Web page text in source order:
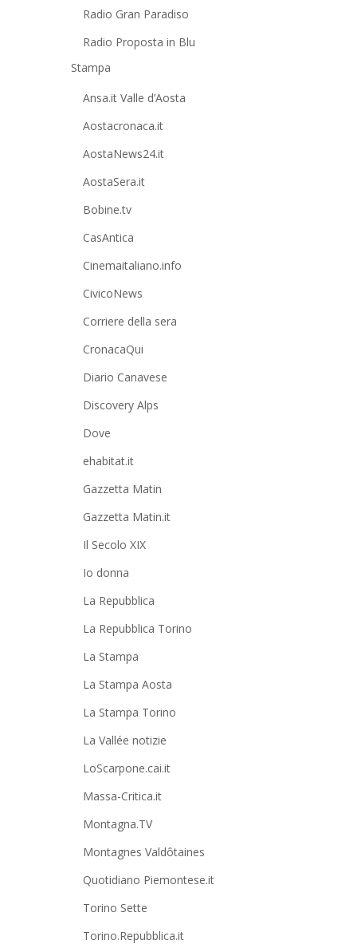
Radio Gran Paradiso
Radio Proposta in Blu
Stampa
Ansa.it Valle d’Aosta
Aostacronaca.it
AostaNews24.it
AostaSera.it
Bobine.tv
CasAntica
Cinemaitaliano.info
CivicoNews
Corriere della sera
CronacaQui
Diario Canavese
Discovery Alps
Dove
ehabitat.it
Gazzetta Matin
Gazzetta Matin.it
Il Secolo XIX
Io donna
La Repubblica
La Repubblica Torino
La Stampa
La Stampa Aosta
La Stampa Torino
La Vallée notizie
LoScarpone.cai.it
Massa-Critica.it
Montagna.TV
Montagnes Valdôtaines
Quotidiano Piemontese.it
Torino Sette
Torino.Repubblica.it